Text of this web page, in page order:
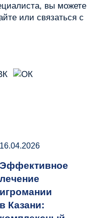
вы можете
или связаться с
16.04.2026
Эффективное
лечение
игромании
в Казани: